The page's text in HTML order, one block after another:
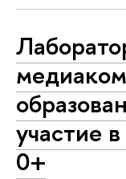
участие
0+